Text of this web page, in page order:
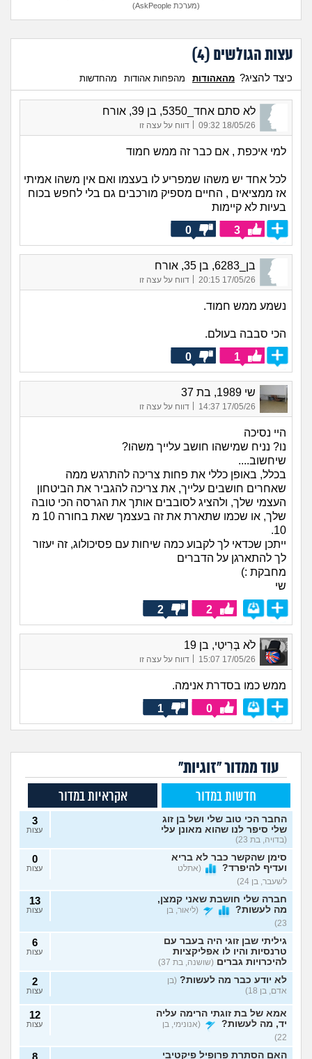
(מערכת AskPeople)
עצות הגולשים (4
)
כיצד להציג? מהאהודות מהפחות אהודות מהחדשות
לא סתם אחד_5350, בן 39, אורח
18/05/26 09:32
| דווח על עצה זו
למי איכפת , אם כבר זה ממש חמוד
לכל אחד יש משהו שמפריע לו בעצמו ואם אין משהו אמיתי
אז ממציאים , החיים מספיק מורכבים גם בלי לחפש בכוח
בעיות לא קיימות
3
0
בן_6283, בן 35, אורח
17/05/26 20:15 דווח על עצה זו
נשמע ממש חמוד.
הכי סבבה בעולם.
1
0
שי 1989, בת 37
17/05/26 14:37 דווח על עצה זו
היי נסיכה
נו? נניח שמישהו חושב עלייך משהו?
שיחשוב....
בכלל, באופן כללי את פחות צריכה להתרגש ממה
שאחרים חושבים עלייך, את צריכה להגביר את הביטחון
העצמי שלך, ולהציג לסובבים אותך את הגרסה הכי טובה
שלך, או שכמו שתארת את זה בעצמך שאת בחורה 10 מ
10.
ייתכן שכדאי לך לקבוע כמה שיחות עם פסיכולוג, זה יעזור
לך להתארגן על הדברים
מחבקת :)
שי
2
2
לֹא בְּרִיטִי, בן 19
17/05/26 15:07
| דווח על עצה זו
ממש כמו בסדרת אנימה.
0
1
עוד ממדור "זוגיות"
חדשות במדור אקראיות במדור
החבר הכי טוב שלי ושל בן זוג
שלי סיפר לנו שהוא מאונן עלי
(בדויה, בת 23)
3
עצות
סימן שהקשר כבר לא בריא
ועדיף להיפרד?
(אתלט
לשעבר, בן 24)
0
עצות
חברה שלי חושבת שאני קמצן,
מה לעשות?
(ליאור, בן
23)
13
עצות
גיליתי שבן זוגי היה בעבר עם
טרנסיות והיו לו אפליקציות
להיכרויות גברים (שושנה, בת 37)
6
עצות
לא יודע כבר מה לעשות? (בן
אדם, בן 18)
2
עצות
אמא של בת זוגתי הרימה עליה
יד, מה לעשות?
(אנונימי, בן
22)
12
עצות
האם הסתרת פרופיל פיקטיבי 8